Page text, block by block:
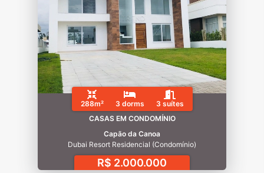
288m² 3 dorms
3 suítes
CASAS EM CONDOMÍNIO
Capão da Canoa
Dubai Resort Residencial (Condomínio)
R$ 2.000.000